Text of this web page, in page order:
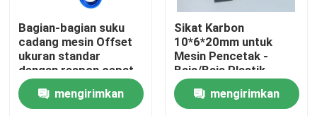
Beranda
Produk
Tentang Kami
Bagian-bagian suku
cadang mesin Offset
ukuran standar
dengan respon cepat
dan umur panjang
untuk mencetak
mengirimkan
Sikat Karbon
10*6*20mm untuk
Mesin Pencetak -
Baja/Baja Plastik
Kompatibel dengan
Komori Roland
mengirimkan